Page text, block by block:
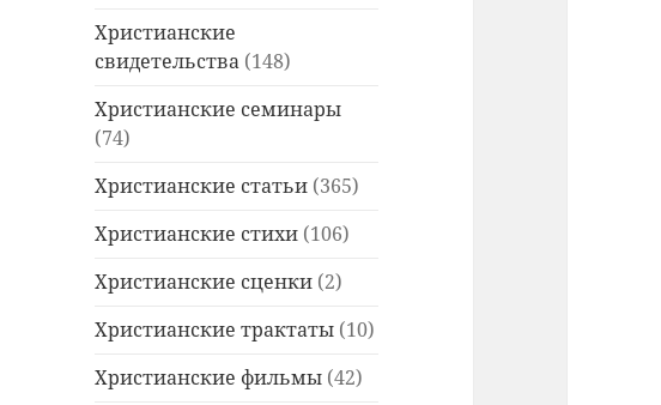
Христианские
свидетельства (148)
Христианские семинары
(74)
Христианские статьи (365)
Христианские стихи (106)
Христианские сценки (2)
Христианские трактаты (10)
Христианские фильмы (42)